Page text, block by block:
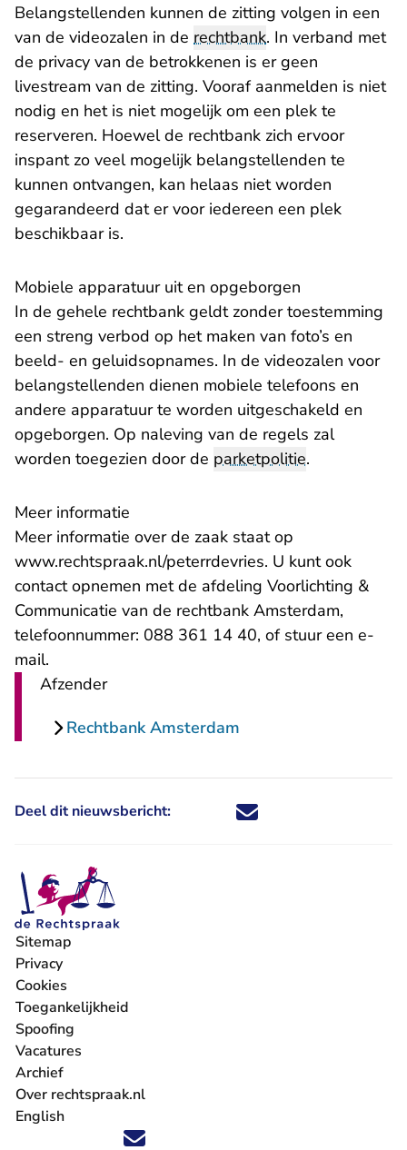
Belangstellenden kunnen de zitting volgen in een
van de videozalen in de rechtbank. In verband met
de privacy van de betrokkenen is er geen
livestream van de zitting. Vooraf aanmelden is niet
nodig en het is niet mogelijk om een plek te
reserveren. Hoewel de rechtbank zich ervoor
inspant zo veel mogelijk belangstellenden te
kunnen ontvangen, kan helaas niet worden
gegarandeerd dat er voor iedereen een plek
beschikbaar is.
Mobiele apparatuur uit en opgeborgen
In de gehele rechtbank geldt zonder toestemming
een streng verbod op het maken van foto’s en
beeld- en geluidsopnames. In de videozalen voor
belangstellenden dienen mobiele telefoons en
andere apparatuur te worden uitgeschakeld en
opgeborgen. Op naleving van de regels zal
worden toegezien door de parketpolitie.
Meer informatie
Meer informatie over de zaak staat op
www.rechtspraak.nl/peterrdevries. U kunt ook
contact opnemen met de afdeling Voorlichting &
Communicatie van de rechtbank Amsterdam,
telefoonnummer: 088 361 14 40, of stuur een e-
mail- U verlaat Rechtspraak.nl
.
Afzender
Rechtbank Amsterdam
Deel dit nieuwsbericht: Deel dit nieuwsbericht via X -
Deel dit nieuwsbericht via
Deel dit nieuwsbericht
Deel dit
Volg ons op X (Twitter) - U verlaat Rechtspraak.nl
Volg ons op Facebook - U verlaat Rechtspraak.nl
Volg ons op Instagram - U verlaat Rechtspraak.nl
Volg ons op Youtube - U verlaat Rechtspraak.nl
Volg ons op LinkedIn - U verlaat
'Blijf op de hoogte' nieuwsbrief - U verlaat
Sitemap
Privacy
Cookies
Toegankelijkheid
Spoofing
Vacatures
- U verlaat Rechtspraak.nl
Archief
Over rechtspraak.nl
English